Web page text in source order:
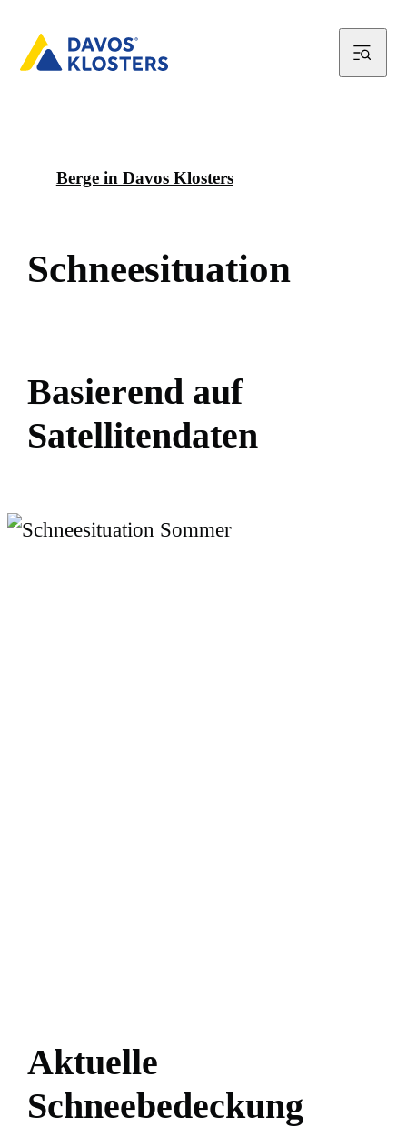
Berge in Davos Klosters
Schneesituation
Basierend auf
Satellitendaten
Aktuelle
Schneebedeckung